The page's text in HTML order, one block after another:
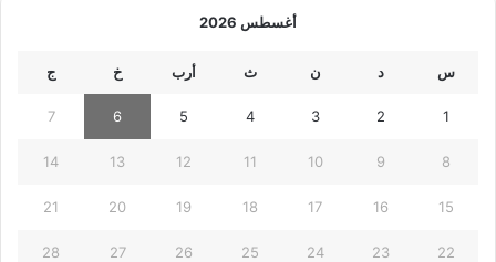
أغسطس 2026
س د ن ث أرب خ ج
1
2
3
4
5
6
7
8
9
10
11
12
13
14
15
16
17
18
19
20
21
22
23
24
25
26
27
28